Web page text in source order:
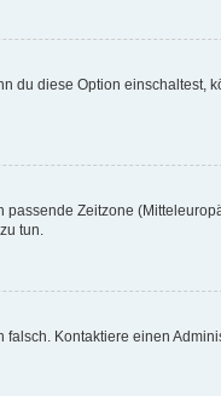
du diese Option einschaltest,
Zeitzone
tun.
Kontaktiere einen